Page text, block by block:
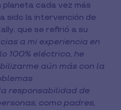
planeta cada vez más
sido la intervención de
que se refirió a su
a mi experiencia en
100% eléctrico, he
aún más con la
responsabilidad de
como padres,